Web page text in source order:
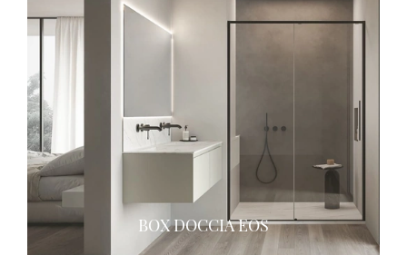
BOX DOCCIA EOS